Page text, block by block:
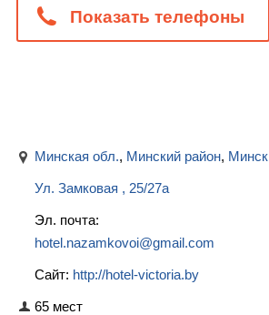
Показать телефоны
Минская обл., Минский район, Минск
Ул. Замковая , 25/27а
Эл. почта:
hotel.nazamkovoi@gmail.com
Сайт: http://hotel-victoria.by
65 мест